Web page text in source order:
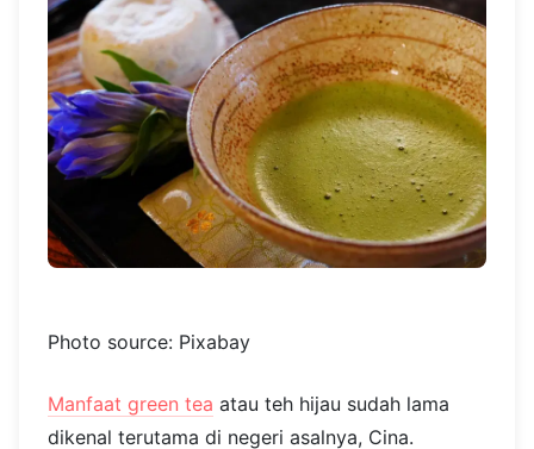
Photo source: Pixabay
Manfaat green tea atau teh hijau sudah lama
dikenal terutama di negeri asalnya, Cina.